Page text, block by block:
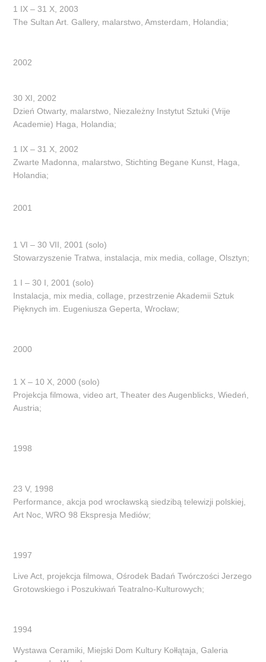
1 IX – 31 X, 2003
The Sultan Art. Gallery, malarstwo, Amsterdam, Holandia;
2002
30 XI, 2002
Dzień Otwarty, malarstwo, Niezależny Instytut Sztuki (Vrije
Academie) Haga, Holandia;
1 IX – 31 X, 2002
Zwarte Madonna, malarstwo, Stichting Begane Kunst, Haga,
Holandia;
2001
1 VI – 30 VII, 2001 (solo)
Stowarzyszenie Tratwa, instalacja, mix media, collage, Olsztyn;
1 I – 30 I, 2001 (solo)
Instalacja, mix media, collage, przestrzenie Akademii Sztuk
Pięknych im. Eugeniusza Geperta, Wrocław;
2000
1 X – 10 X, 2000 (solo)
Projekcja filmowa, video art, Theater des Augenblicks, Wiedeń,
Austria;
1998
23 V, 1998
Performance, akcja pod wrocławską siedzibą telewizji polskiej,
Art Noc, WRO 98 Ekspresja Mediów;
1997
Live Act, projekcja filmowa, Ośrodek Badań Twórczości Jerzego
Grotowskiego i Poszukiwań Teatralno-Kulturowych;
1994
Wystawa Ceramiki, Miejski Dom Kultury Kołłątaja, Galeria